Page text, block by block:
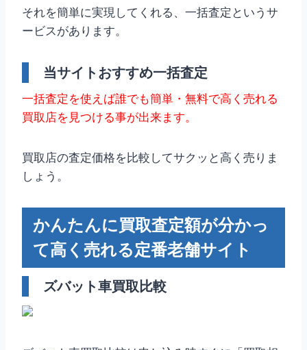
それを簡単に実現してくれる、一括査定というサ
ービスがあります。
当サイトおすすめ一括査定
一括査定を使えば誰でも簡単・無料で高く売れる
買取店を見つける事が出来ます。
買取店の査定価格を比較してサクッと高く売りま
しょう。
かんたんに買取査定額が分かっ
て高く売れる定番老舗サイト
ズバット車買取比較